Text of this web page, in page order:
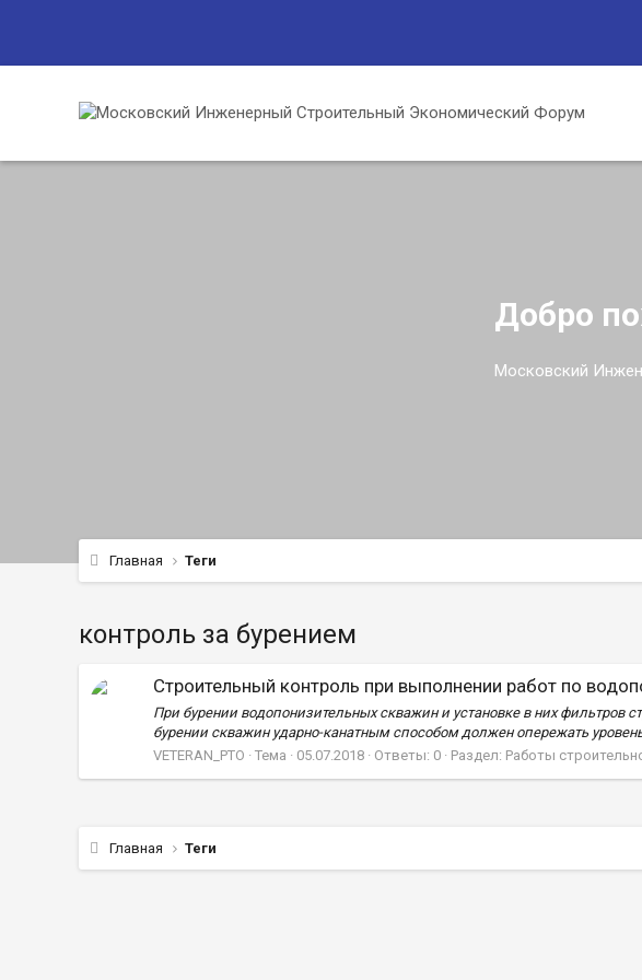
Добро
Московский
Главная Теги
контроль за бурением
Строительный контроль при выполнении работ по
При бурении водопонизительных скважин и установке в них
бурении скважин ударно-канатным способом должен опережать
VETERAN_PTO
Тема 05.07.2018 Ответы: 0 Раздел: Работы
Главная Теги